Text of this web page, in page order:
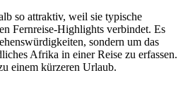
so attraktiv, weil sie typische
Fernreise-Highlights verbindet. Es
sondern um das
Afrika in einer Reise zu erfassen.
einem kürzeren Urlaub.